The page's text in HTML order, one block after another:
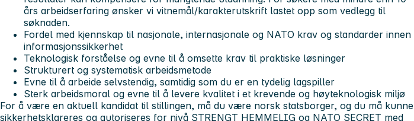
års arbeidserfaring ønsker vi vitnemål/karakterutskrift lastet opp som vedlegg til
søknaden.
Fordel med kjennskap til nasjonale, internasjonale og NATO krav og standarder innen
informasjonssikkerhet
Teknologisk forståelse og evne til å omsette krav til praktiske løsninger
Strukturert og systematisk arbeidsmetode
Evne til å arbeide selvstendig, samtidig som du er en tydelig lagspiller
Sterk arbeidsmoral og evne til å levere kvalitet i et krevende og høyteknologisk miljø
For å være en aktuell kandidat til stillingen, må du være norsk statsborger, og du må kunne
sikkerhetsklareres og autoriseres for nivå STRENGT HEMMELIG og NATO SECRET med